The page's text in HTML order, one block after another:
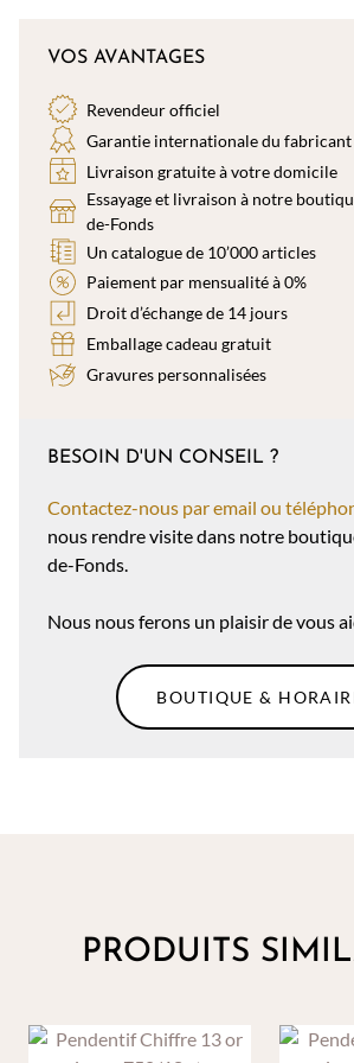
VOS AVANTAGES
Revendeur officiel
Garantie internationale du fabricant
Livraison gratuite à votre domicile
Essayage et livraison à notre
de-Fonds
Un catalogue de 10’000 articles
Paiement par mensualité à 0%
Droit d’échange de 14 jours
Emballage cadeau gratuit
Gravures personnalisées
BESOIN D'UN CONSEIL ?
Contactez-nous par email ou
nous rendre visite dans notre
de-Fonds.
Nous nous ferons un plaisir de vous
BOUTIQUE &
PRODUITS